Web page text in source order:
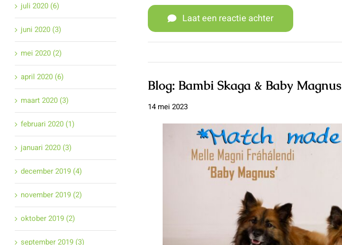
juli 2020 (6)
juni 2020 (3)
mei 2020 (2)
april 2020 (6)
maart 2020 (3)
februari 2020 (1)
januari 2020 (3)
december 2019 (4)
november 2019 (2)
oktober 2019 (2)
september 2019 (3)
Laat een reactie achter
Blog: Bambi Skaga & Baby Magnus
14 mei 2023